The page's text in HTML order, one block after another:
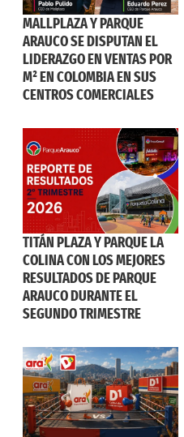
MALLPLAZA Y PARQUE
ARAUCO SE DISPUTAN EL
LIDERAZGO EN VENTAS POR
M² EN COLOMBIA EN SUS
CENTROS COMERCIALES
TITÁN PLAZA Y PARQUE LA
COLINA CON LOS MEJORES
RESULTADOS DE PARQUE
ARAUCO DURANTE EL
SEGUNDO TRIMESTRE